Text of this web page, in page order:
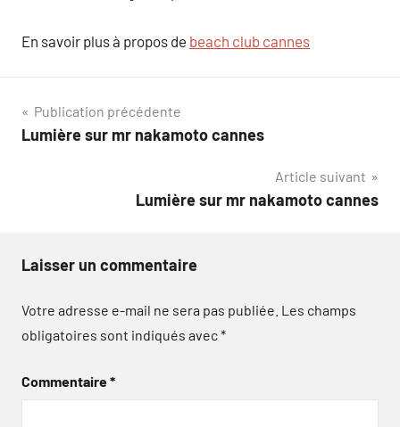
En savoir plus à propos de beach club cannes
Navigation
de
Publication précédente
Lumière sur mr nakamoto cannes
Article suivant
Lumière sur mr nakamoto cannes
Laisser un commentaire
Votre adresse e-mail ne sera pas publiée. Les champs
obligatoires sont indiqués avec*
Commentaire*